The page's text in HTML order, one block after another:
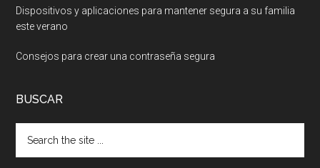
Dispositivos y aplicaciones para mantener segura a su familia
este verano
Consejos para crear una contraseña segura
BUSCAR
the